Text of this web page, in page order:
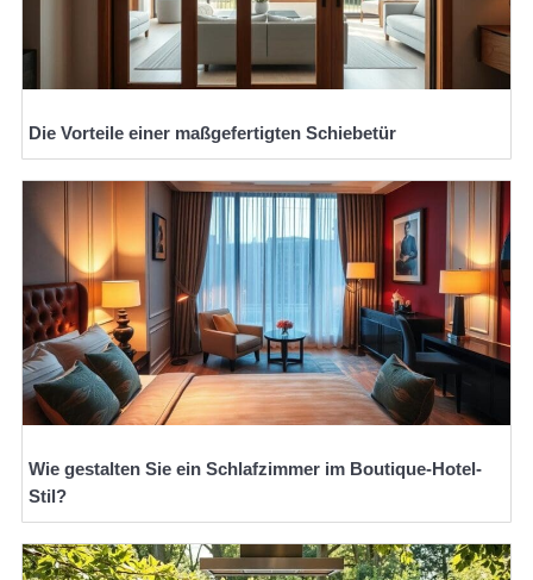
Die Vorteile einer maßgefertigten Schiebetür
Wie gestalten Sie ein Schlafzimmer im Boutique-Hotel-
Stil?